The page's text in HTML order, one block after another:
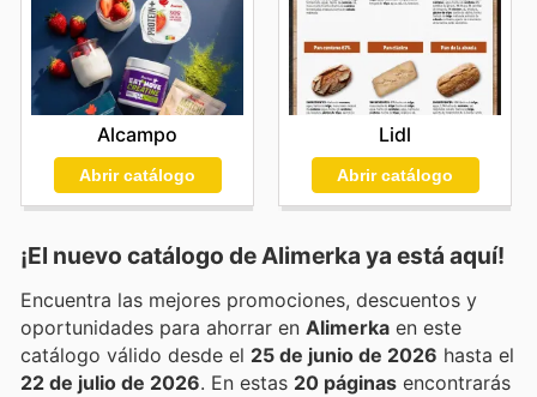
Alcampo
Abrir catálogo
Lidl
Abrir catálogo
¡El nuevo catálogo deAlimerka ya está aquí!
Encuentra las mejores promociones, descuentos y
oportunidades para ahorrar en Alimerka en este
catálogo válido desde el 25 de junio de 2026 hasta el
22 de julio de 2026 . En estas 20 páginas encontrarás